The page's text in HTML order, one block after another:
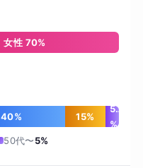
女性 70%
40% 15%
5
%
50代〜5%